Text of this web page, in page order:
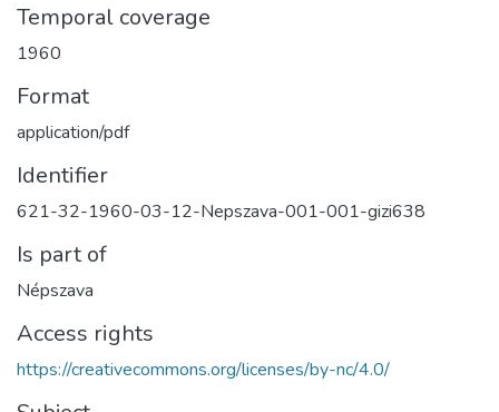
Temporal coverage
1960
Format
application/pdf
Identifier
621-32-1960-03-12-Nepszava-001-001-gizi638
Is part of
Népszava
Access rights
https://creativecommons.org/licenses/by-nc/4.0/